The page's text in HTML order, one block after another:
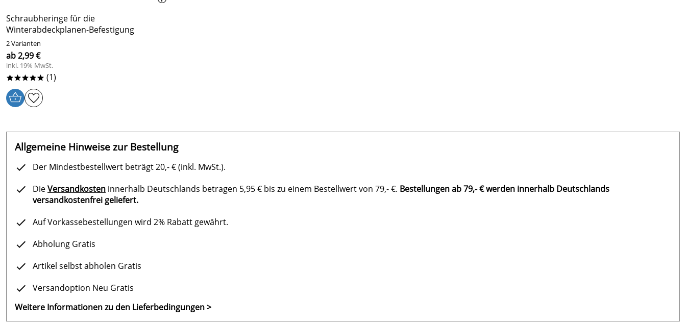
Schraubheringe für die
Winterabdeckplanen-Befestigung
2 Varianten
ab 2,99 €
inkl. 19% MwSt.
***** (1)
Allgemeine Hinweise zur Bestellung
Der Mindestbestellwert beträgt 20,- € (inkl. MwSt.).
DieVersandkosten innerhalb Deutschlands betragen 5,95 € bis zu einem Bestellwert von 79,- €. Bestellungen ab 79,- € werden innerhalb Deutschlands
versandkostenfrei geliefert.
Auf Vorkassebestellungen wird 2% Rabatt gewährt.
Abholung Gratis
Artikel selbst abholen Gratis
Versandoption Neu Gratis
Weitere Informationen zu den Lieferbedingungen >